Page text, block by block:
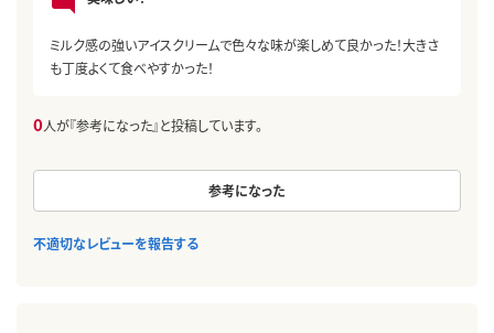
ミルク感の強いアイスクリームで色々な味が楽しめて良かった！大きさ
も丁度よくて食べやすかった！
0人が『参考になった』と投稿しています。
参考になった
不適切なレビューを報告する